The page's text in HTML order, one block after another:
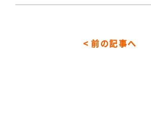
< 前の記事へ